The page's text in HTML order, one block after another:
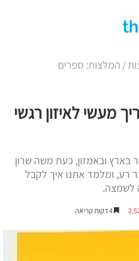
/ המלצות: ספרים
מעשי לאיזון רגשי
ובאמזון, כעת משה שרון
רע, ומלמד אתנו איך לקבל
לשמצה.